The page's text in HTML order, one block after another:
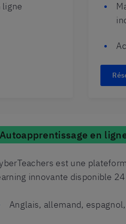
ligne
Autoapprentissage en
est une
innovante disponible
Anglais, allemand,